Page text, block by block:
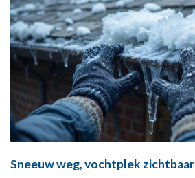
Sneeuw weg, vochtplek zichtbaar